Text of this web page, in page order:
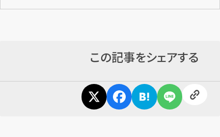
この記事をシェアする